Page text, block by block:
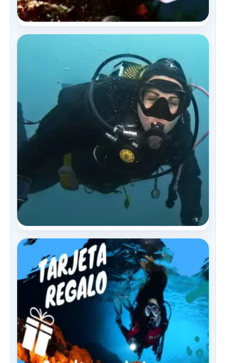
Inmersiones
Tarjetas Regalo